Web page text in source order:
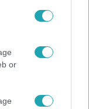
or
Tina szerelmes